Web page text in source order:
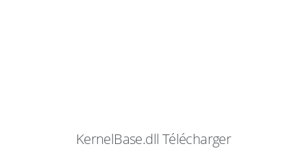
KernelBase.dll Télécharger